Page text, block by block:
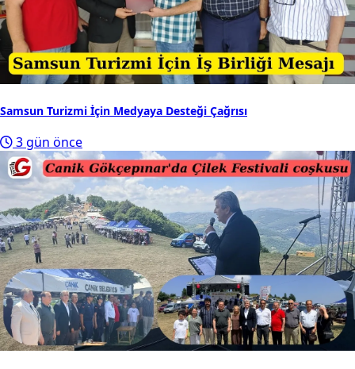
Samsun Turizmi İçin Medyaya Desteği Çağrısı
3 gün önce